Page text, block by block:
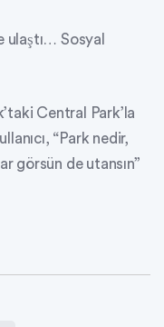
ulaştı… Sosyal
Central Park’la
“Park nedir,
görsün de utansın”